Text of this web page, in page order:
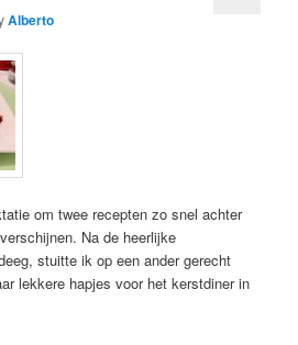
Alberto
om twee recepten zo snel achter
Na de heerlijke
stuitte ik op een ander gerecht
lekkere hapjes voor het kerstdiner in